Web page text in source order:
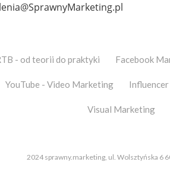
- od teorii do praktyki Facebook
YouTube - Video Marketing
Visual Marketing
2024 sprawny.marketing, ul. Wolsztyńska 6